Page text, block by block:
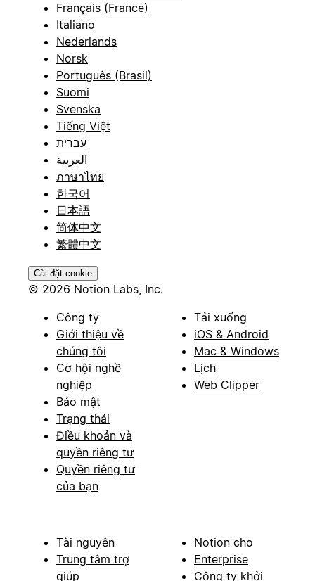
Français (France)
Italiano
Nederlands
Norsk
Português (Brasil)
Suomi
Svenska
Tiếng Việt
עברית
العربية
ภาษาไทย
한국어
日本語
简体中文
繁體中文
Cài đặt cookie
© 2026 Notion Labs, Inc.
Công ty
Giới thiệu về
chúng tôi
Cơ hội nghề
nghiệp
Bảo mật
Trạng thái
Điều khoản và
quyền riêng tư
Quyền riêng tư
của bạn
Tải xuống
iOS & Android
Mac & Windows
Lịch
Web Clipper
Tài nguyên
Trung tâm trợ
giúp
Notion cho
Enterprise
Công ty khởi